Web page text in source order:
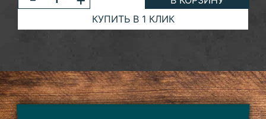
КУПИТЬ В 1 КЛИК